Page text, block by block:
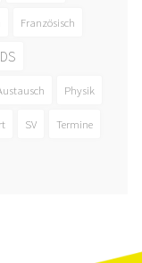
Französisch
Physik
SV Termine